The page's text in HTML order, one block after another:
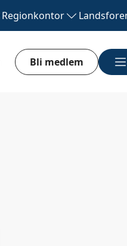
Regionkontor
Bli medlem